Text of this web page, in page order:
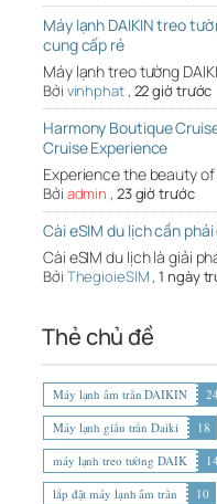
Máy lạnh DAIKIN treo
cung cấp rẻ
Máy lạnh treo tường
Bởi vinhphat, 22 giờ trước
Harmony Boutique
Cruise Experience
Experience the beauty
Bởi admin , 23 giờ trước
Cài eSIM du lịch cần
Cài eSIM du lịch là giải
Bởi ThegioieSIM,1 ngày
Thẻ chủ đề
Máy lạnh âm trần DAIKIN 24
Máy lạnh giấu trần Daiki
18
máy lạnh treo tường DAIK
14
lắp đặt máy lạnh âm trần
10